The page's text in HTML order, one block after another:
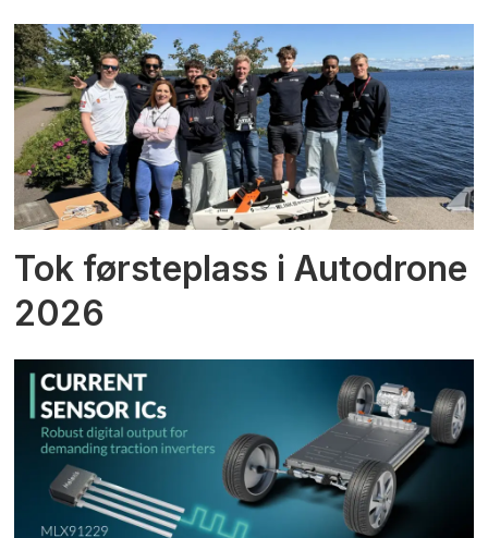
Tok førsteplass i Autodrone
2026